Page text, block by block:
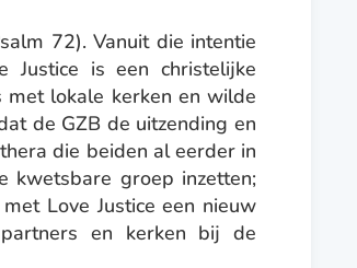
72). Vanuit die intentie
Justice is een christelijke
met lokale kerken en wilde
de GZB de uitzending en
die beiden al eerder in
kwetsbare groep inzetten;
Love Justice een nieuw
en kerken bij de